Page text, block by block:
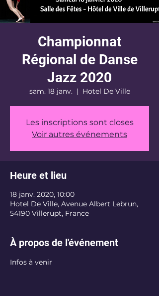
Championnat
Régional de Danse
Jazz 2020
sam. 18 janv.
  |
Hotel De Ville
Les inscriptions sont closes
Voir autres événements
Heure et lieu
18 janv. 2020, 10:00
Hotel De Ville, Avenue Albert Lebrun,
54190 Villerupt, France
À propos de l'événement
Infos à venir